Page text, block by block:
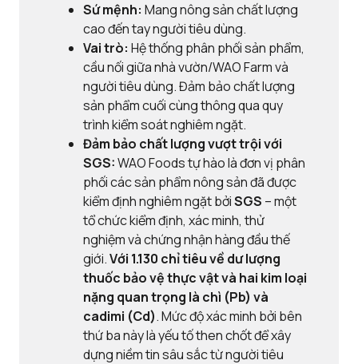
Sứ mệnh: Mang nông sản chất lượng
cao đến tay người tiêu dùng.
Vai trò: Hệ thống phân phối sản phẩm,
cầu nối giữa nhà vườn/WAO Farm và
người tiêu dùng. Đảm bảo chất lượng
sản phẩm cuối cùng thông qua quy
trình kiểm soát nghiêm ngặt.
Đảm bảo chất lượng vượt trội với
SGS:WAO Foods tự hào là đơn vị phân
phối các sản phẩm nông sản đã được
kiểm định nghiêm ngặt bởiSGS – một
tổ chức kiểm định, xác minh, thử
nghiệm và chứng nhận hàng đầu thế
giới.Với 1.130 chỉ tiêu về dư lượng
thuốc bảo vệ thực vật và hai kim loại
nặng quan trọng là chì (Pb) và
cadimi (Cd). Mức độ xác minh bởi bên
thứ ba này là yếu tố then chốt để xây
dựng niềm tin sâu sắc từ người tiêu